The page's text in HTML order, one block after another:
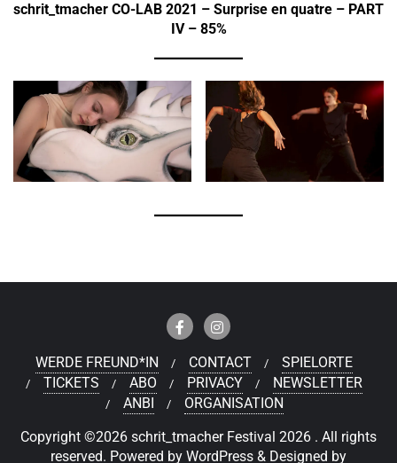
schrit_tmacher CO-LAB 2021 – Surprise en quatre – PART
IV – 85%
WERDE FREUND*IN CONTACT
SPIELORTE
TICKETS
ABO PRIVACY
NEWSLETTER
ANBI
ORGANISATION
Copyright ©2026 schrit_tmacher Festival 2026 . All rights
reserved. Powered by WordPress & Designed by